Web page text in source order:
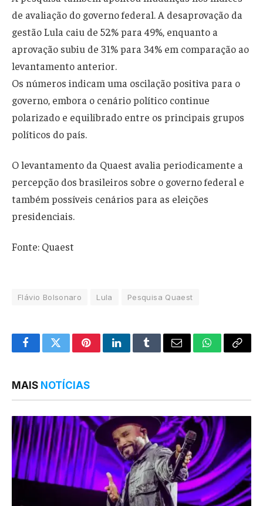
de avaliação do governo federal. A desaprovação da
gestão Lula caiu de 52% para 49%, enquanto a
aprovação subiu de 31% para 34% em comparação ao
levantamento anterior.
Os números indicam uma oscilação positiva para o
governo, embora o cenário político continue
polarizado e equilibrado entre os principais grupos
políticos do país.
O levantamento da Quaest avalia periodicamente a
percepção dos brasileiros sobre o governo federal e
também possíveis cenários para as eleições
presidenciais.
Fonte: Quaest
Flávio Bolsonaro Lula Pesquisa Quaest
FacebookTwitterPinterestLinkedInTumblrEmail WhatsApp
Copy
MAIS NOTÍCIAS